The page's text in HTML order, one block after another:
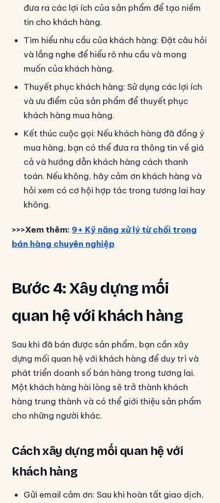
đưa ra các lợi ích của sản phẩm để tạo niềm
tin cho khách hàng.
Tìm hiểu nhu cầu của khách hàng: Đặt câu hỏi
và lắng nghe để hiểu rõ nhu cầu và mong
muốn của khách hàng.
Thuyết phục khách hàng: Sử dụng các lợi ích
và ưu điểm của sản phẩm để thuyết phục
khách hàng mua hàng.
Kết thúc cuộc gọi: Nếu khách hàng đã đồng ý
mua hàng, bạn có thể đưa ra thông tin về giá
cả và hướng dẫn khách hàng cách thanh
toán. Nếu không, hãy cảm ơn khách hàng và
hỏi xem có cơ hội hợp tác trong tương lai hay
không.
>>>Xem thêm: 9+ Kỹ năng xử lý từ chối trong
bán hàng chuyên nghiệp
Bước 4: Xây dựng mối
quan hệ với khách hàng
Sau khi đã bán được sản phẩm, bạn cần xây
dựng mối quan hệ với khách hàng để duy trì và
phát triển doanh số bán hàng trong tương lai.
Một khách hàng hài lòng sẽ trở thành khách
hàng trung thành và có thể giới thiệu sản phẩm
cho những người khác.
Cách xây dựng mối quan hệ với
khách hàng
Gửi email cảm ơn: Sau khi hoàn tất giao dịch,